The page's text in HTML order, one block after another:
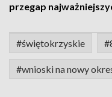
przegap
#świętokrzyskie
#wnioski na nowy